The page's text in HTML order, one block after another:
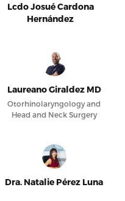
Lcdo Josué Cardona
Hernández
Laureano Giraldez MD
Otorhinolaryngology and
Head and Neck Surgery
Dra. Natalie Pérez Luna